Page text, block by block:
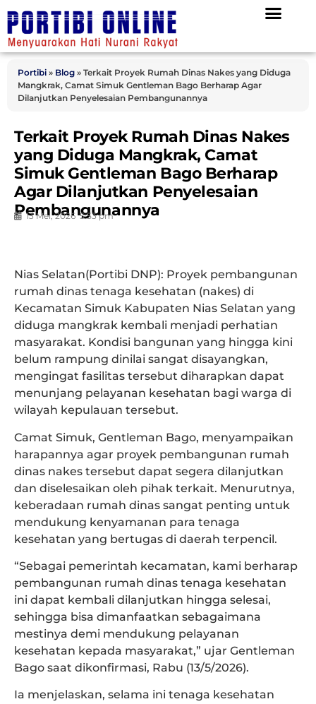
Portibi » Blog » Terkait Proyek Rumah Dinas Nakes yang Diduga
Mangkrak, Camat Simuk Gentleman Bago Berharap Agar
Dilanjutkan Penyelesaian Pembangunannya
Terkait Proyek Rumah Dinas Nakes
yang Diduga Mangkrak, Camat
Simuk Gentleman Bago Berharap
Agar Dilanjutkan Penyelesaian
Pembangunannya
13 Mei, 2026 5:53 pm
Nias Selatan(Portibi DNP): Proyek pembangunan
rumah dinas tenaga kesehatan (nakes) di
Kecamatan Simuk Kabupaten Nias Selatan yang
diduga mangkrak kembali menjadi perhatian
masyarakat. Kondisi bangunan yang hingga kini
belum rampung dinilai sangat disayangkan,
mengingat fasilitas tersebut diharapkan dapat
menunjang pelayanan kesehatan bagi warga di
wilayah kepulauan tersebut.
Camat Simuk, Gentleman Bago, menyampaikan
harapannya agar proyek pembangunan rumah
dinas nakes tersebut dapat segera dilanjutkan
dan diselesaikan oleh pihak terkait. Menurutnya,
keberadaan rumah dinas sangat penting untuk
mendukung kenyamanan para tenaga
kesehatan yang bertugas di daerah terpencil.
“Sebagai pemerintah kecamatan, kami berharap
pembangunan rumah dinas tenaga kesehatan
ini dapat kembali dilanjutkan hingga selesai,
sehingga bisa dimanfaatkan sebagaimana
mestinya demi mendukung pelayanan
kesehatan kepada masyarakat,” ujar Gentleman
Bago saat dikonfirmasi, Rabu (13/5/2026).
Ia menjelaskan, selama ini tenaga kesehatan